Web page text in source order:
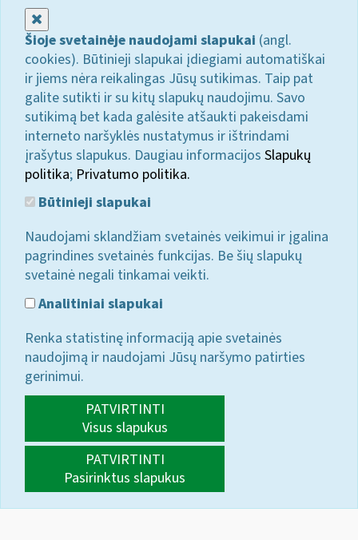
Šioje svetainėje naudojami slapukai (angl.
cookies). Būtinieji slapukai įdiegiami automatiškai
ir jiems nėra reikalingas Jūsų sutikimas. Taip pat
galite sutikti ir su kitų slapukų naudojimu. Savo
sutikimą bet kada galėsite atšaukti pakeisdami
interneto naršyklės nustatymus ir ištrindami
įrašytus slapukus. Daugiau informacijos Slapukų
politika; Privatumo politika.
Būtinieji slapukai
Naudojami sklandžiam svetainės veikimui ir įgalina
pagrindines svetainės funkcijas. Be šių slapukų
svetainė negali tinkamai veikti.
Analitiniai slapukai
Renka statistinę informaciją apie svetainės
naudojimą ir naudojami Jūsų naršymo patirties
gerinimui.
PATVIRTINTI
Visus slapukus
PATVIRTINTI
Pasirinktus slapukus